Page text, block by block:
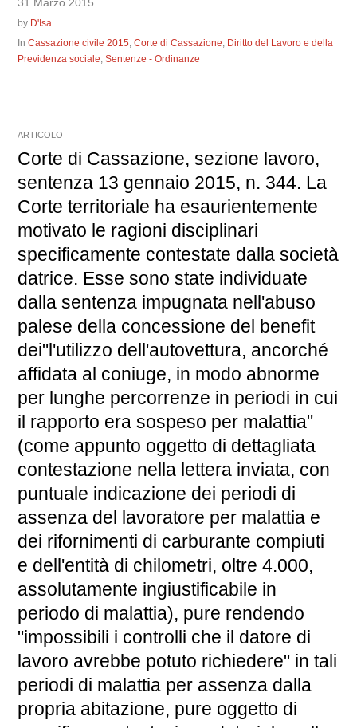
by D'Isa
InCassazione civile 2015,Corte di Cassazione, Diritto del Lavoro e della
Previdenza sociale,Sentenze - Ordinanze
ARTICOLO
Corte di Cassazione, sezione lavoro,
sentenza 13 gennaio 2015, n. 344. La
Corte territoriale ha esaurientemente
motivato le ragioni disciplinari
specificamente contestate dalla società
datrice. Esse sono state individuate
dalla sentenza impugnata nell'abuso
palese della concessione del benefit
dei"l'utilizzo dell'autovettura, ancorché
affidata al coniuge, in modo abnorme
per lunghe percorrenze in periodi in cui
il rapporto era sospeso per malattia"
(come appunto oggetto di dettagliata
contestazione nella lettera inviata, con
puntuale indicazione dei periodi di
assenza del lavoratore per malattia e
dei rifornimenti di carburante compiuti
e dell'entità di chilometri, oltre 4.000,
assolutamente ingiustificabile in
periodo di malattia), pure rendendo
"impossibili i controlli che il datore di
lavoro avrebbe potuto richiedere" in tali
periodi di malattia per assenza dalla
propria abitazione, pure oggetto di